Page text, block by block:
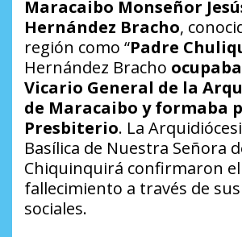
Maracaibo Monseñor
Hernández Bracho,
región como “Padre
Hernández Bracho
Vicario General de la
de Maracaibo y formaba
Presbiterio. La
Basílica de Nuestra Señora
Chiquinquirá confirmaron el
fallecimiento a través de
sociales.